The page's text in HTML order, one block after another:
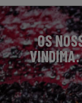
OS
VINDIMA: